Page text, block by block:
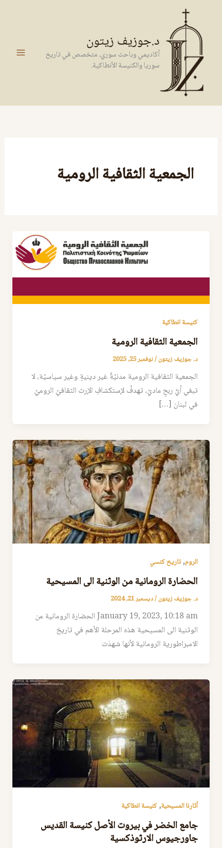
المحتوى
د.جوزيف زيتون
أكاديمي وباحث سوري، متخصص في تاريخ
سوريا والكنيسة الأنطاكية.
الجمعية الثقافية الرومية
كنيسة انطاكية
الجمعية الثقافية الرومية
د. جوزيف زيتون/نوفمبر 25, 2025
الجمعية الثقافية الرومية مدنيّةٌ غير دينيةٍ وغير سياسيّة، لا
تبغي أيَّ ربحٍ ماديّ، تهدفُ لإستكشافِ الإرث الثقافيّ الروميّ
في لبنان […]
الروم,تاريخ كنسي
الحضارة الرومانية من الوثنية الى المسيحية
د. جوزيف زيتون/ديسمبر 21, 2024
January 19, 2023, 10:18 am الحضارة الرومانية من
الوثنية الى المسيحية هذه المرحلة الأهم في تاريخ
الامبراطورية الرومانية لأنها شهدَت
أثارنا المسيحية,كنيسة انطاكية
جامع الخضر في بيروت الأصل كنيسة القديس
جاورجيوس الارثوذكسية